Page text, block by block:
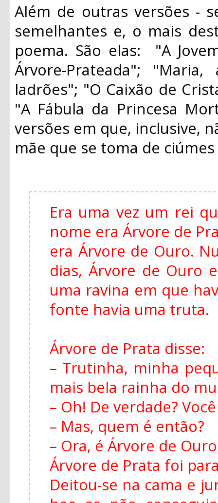
Além de outras versões -
semelhantes e, o mais
poema. São elas: "A
Árvore-Prateada";
ladrões"; "O Caixão de
"A Fábula da Princesa
versões em que, inclusive,
mãe que se toma de
Era uma vez um rei
nome era Árvore de
era Árvore de Ouro.
dias, Árvore de Ouro
uma ravina em que
fonte havia uma truta.
Árvore de Prata disse:
– Trutinha, minha
mais bela rainha do
– Oh! De verdade?
– Mas, quem é então?
– Ora, é Árvore de
Árvore de Prata foi
Deitou-se na cama e